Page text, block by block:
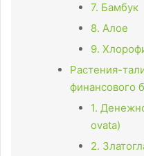
7. Бамбук
8. Алое
9.
Растения-
финансового
1.
ovata)
2.